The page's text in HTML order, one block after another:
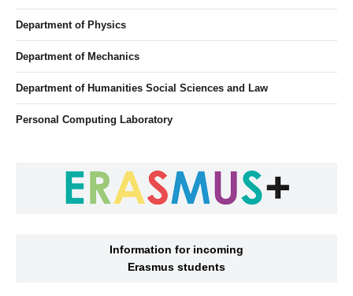
Department of Physics
Department of Mechanics
Department of Humanities Social Sciences and Law
Personal Computing Laboratory
Information for incoming
Erasmus students